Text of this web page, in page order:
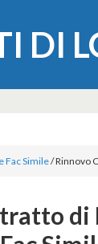
DI
Fac Simile/Rinnovo
di